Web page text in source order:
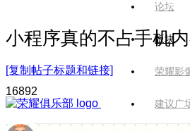
论坛
版块
荣耀影
建议广
小程序真的不占手机
[复制帖子标题和链接]
16892